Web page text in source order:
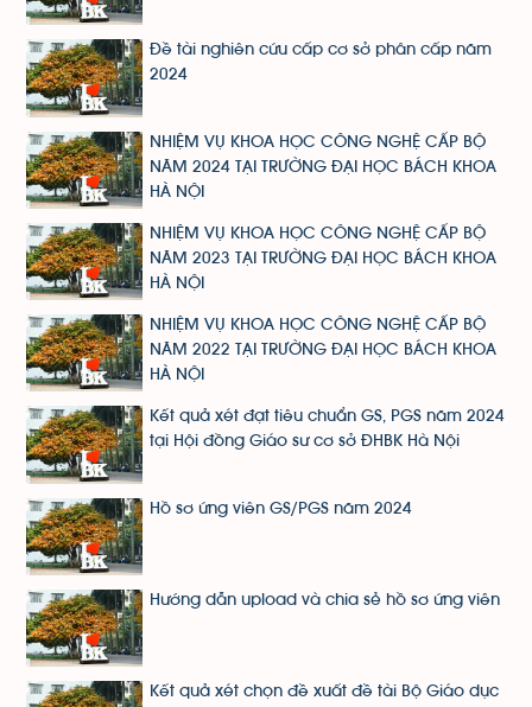
Đề tài nghiên cứu cấp cơ sở phân cấp năm
2024
NHIỆM VỤ KHOA HỌC CÔNG NGHỆ CẤP BỘ
NĂM 2024 TẠI TRƯỜNG ĐẠI HỌC BÁCH KHOA
HÀ NỘI
NHIỆM VỤ KHOA HỌC CÔNG NGHỆ CẤP BỘ
NĂM 2023 TẠI TRƯỜNG ĐẠI HỌC BÁCH KHOA
HÀ NỘI
NHIỆM VỤ KHOA HỌC CÔNG NGHỆ CẤP BỘ
NĂM 2022 TẠI TRƯỜNG ĐẠI HỌC BÁCH KHOA
HÀ NỘI
Kết quả xét đạt tiêu chuẩn GS, PGS năm 2024
tại Hội đồng Giáo sư cơ sở ĐHBK Hà Nội
Hồ sơ ứng viên GS/PGS năm 2024
Hướng dẫn upload và chia sẻ hồ sơ ứng viên
Kết quả xét chọn đề xuất đề tài Bộ Giáo dục